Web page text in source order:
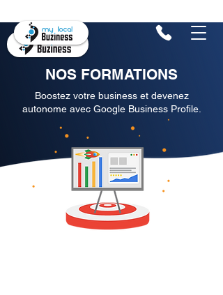
NOS FORMATIONS
Boostez votre business et devenez
autonome avec Google Business Profile.